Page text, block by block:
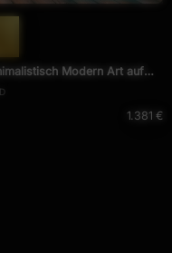
Modern Art auf
grau hochwertig
1.381 €